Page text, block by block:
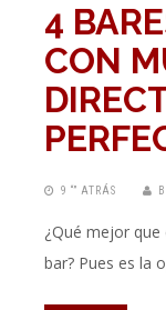
4
CON
9 “” ATRÁS
¿Qué mejor
bar? Pues es la